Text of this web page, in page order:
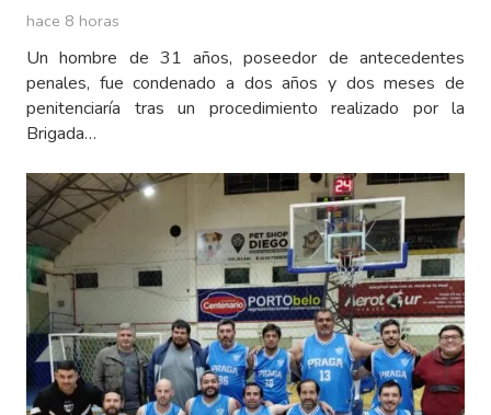
hace 8 horas
Un hombre de 31 años, poseedor de antecedentes
penales, fue condenado a dos años y dos meses de
penitenciaría tras un procedimiento realizado por la
Brigada…